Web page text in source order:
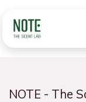
NOTE - The